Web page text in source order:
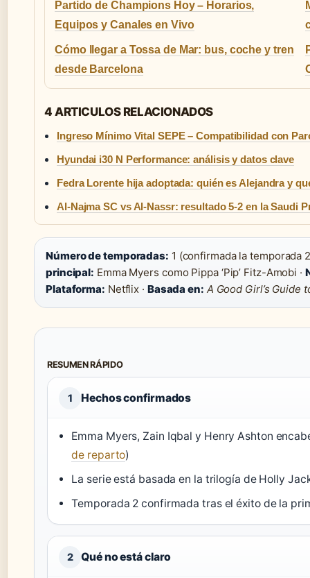
Partido de Champions Hoy – Horarios,
Equipos y Canales en Vivo
Cómo llegar a Tossa de Mar: bus, coche y tren
desde Barcelona
4 ARTICULOS RELACIONADOS
Ingreso Mínimo Vital SEPE – Compatibilidad con
Hyundai i30 N Performance: análisis y datos clave
Fedra Lorente hija adoptada: quién es Alejandra y
Al-Najma SC vs Al-Nassr: resultado 5-2 en la Saudi
Número de temporadas: 1 (confirmada la temporada
principal: Emma Myers como Pippa ‘Pip’ Fitz-Amobi ·
Plataforma: Netflix · Basada en: A Good Girl’s Guide
RESUMEN RÁPIDO
1 Hechos confirmados
Emma Myers, Zain Iqbal y Henry Ashton
de reparto)
La serie está basada en la trilogía de Holly
Temporada 2 confirmada tras el éxito de la
2 Qué no está claro